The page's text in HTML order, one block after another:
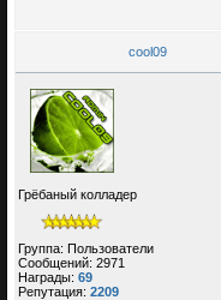
cool09
Грёбаный колладер
Группа: Пользователи
Сообщений: 2971
Награды: 69
Репутация: 2209